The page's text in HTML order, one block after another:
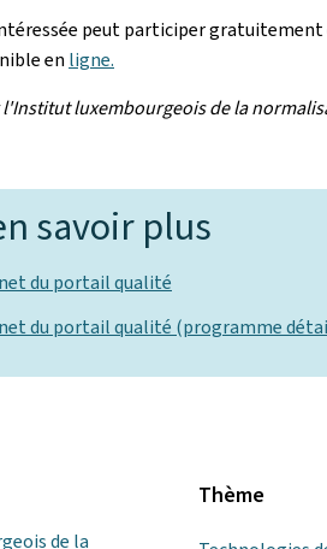
peut participer gratuitement
en ligne.
luxembourgeois de la
savoir plus
du portail qualité
du portail qualité (programme
de la
Thème